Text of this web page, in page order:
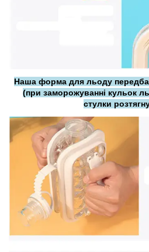
Наша форма для льоду
(при заморожуванні кульок
стулки